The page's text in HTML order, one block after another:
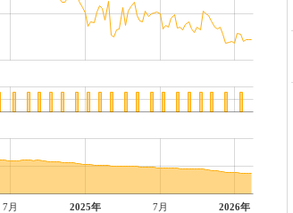
7月 2025年 7月 2026年